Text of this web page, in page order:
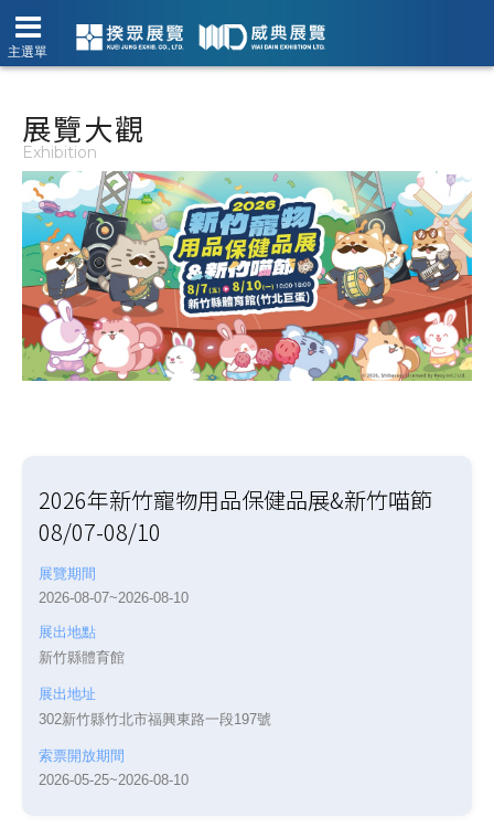
展覽大觀
Exhibition
2026年新竹寵物用品保健品展&新竹喵節
08/07-08/10
展覽期間
2026-08-07~2026-08-10
展出地點
新竹縣體育館
展出地址
302新竹縣竹北市福興東路一段197號
索票開放期間
2026-05-25~2026-08-10
主選單